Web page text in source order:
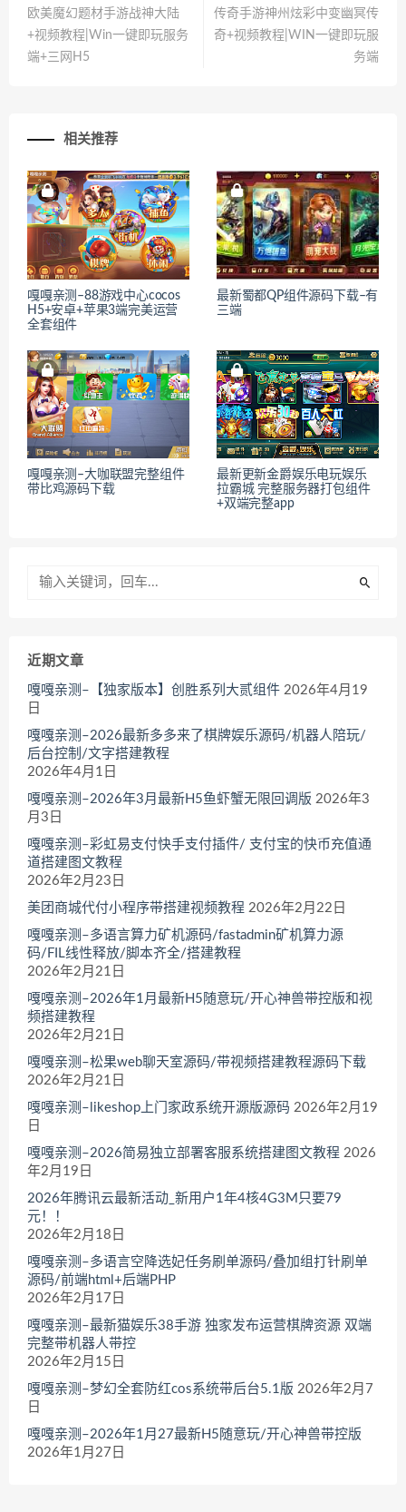
欧美魔幻题材手游战神大陆
+视频教程|Win一键即玩服务
端+三网H5
传奇手游神州炫彩中变幽冥传
奇+视频教程|WIN一键即玩服
务端
相关推荐
嘎嘎亲测–88游戏中心cocos
H5+安卓+苹果3端完美运营
全套组件
最新蜀都QP组件源码下载–有
三端
嘎嘎亲测–大咖联盟完整组件
带比鸡源码下载
最新更新金爵娱乐电玩娱乐
拉霸城 完整服务器打包组件
+双端完整app
近期文章
嘎嘎亲测–【独家版本】创胜系列大贰组件 2026年4月19
日
嘎嘎亲测–2026最新多多来了棋牌娱乐源码/机器人陪玩/
后台控制/文字搭建教程
2026年4月1日
嘎嘎亲测–2026年3月最新H5鱼虾蟹无限回调版 2026年3
月3日
嘎嘎亲测–彩虹易支付快手支付插件/ 支付宝的快币充值通
道搭建图文教程
2026年2月23日
美团商城代付小程序带搭建视频教程 2026年2月22日
嘎嘎亲测–多语言算力矿机源码/fastadmin矿机算力源
码/FIL线性释放/脚本齐全/搭建教程
2026年2月21日
嘎嘎亲测–2026年1月最新H5随意玩/开心神兽带控版和视
频搭建教程
2026年2月21日
嘎嘎亲测–松果web聊天室源码/带视频搭建教程源码下载
2026年2月21日
嘎嘎亲测–likeshop上门家政系统开源版源码 2026年2月19
日
嘎嘎亲测–2026简易独立部署客服系统搭建图文教程 2026
年2月19日
2026年腾讯云最新活动_新用户1年4核4G3M只要79
元！！
2026年2月18日
嘎嘎亲测–多语言空降选妃任务刷单源码/叠加组打针刷单
源码/前端html+后端PHP
2026年2月17日
嘎嘎亲测–最新猫娱乐38手游 独家发布运营棋牌资源 双端
完整带机器人带控
2026年2月15日
嘎嘎亲测–梦幻全套防红cos系统带后台5.1版 2026年2月7
日
嘎嘎亲测–2026年1月27最新H5随意玩/开心神兽带控版
2026年1月27日